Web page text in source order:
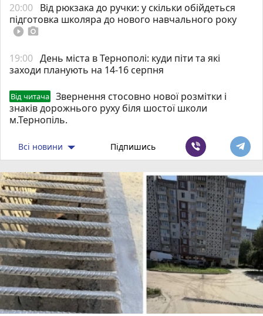
20:00 Від рюкзака до ручки: у скільки обійдеться
підготовка школяра до нового навчального року
play_circle_filled photo_camera
19:00 День міста в Тернополі: куди піти та які
заходи планують на 14-16 серпня
Від читача
Звернення стосовно нової розмітки і
знаків дорожнього руху біля шостої школи
м.Тернопіль.
Всі новини Підпишись